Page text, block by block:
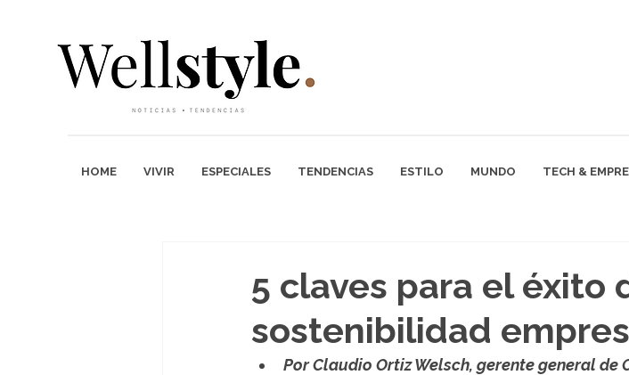
HOME VIVIR ESPECIALES TENDENCIAS ESTILO MUNDO TECH &
5 claves para el éxito
sostenibilidad
Por Claudio Ortiz Welsch, gerente general de